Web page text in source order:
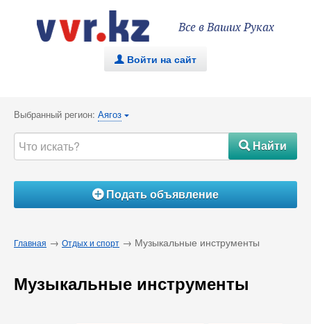
Все в Ваших Руках
. Войти на сайт
Выбранный регион: Аягоз {
#Найти
ÁПодать объявление
Главная → Отдых и спорт → Музыкальные инструменты
Музыкальные инструменты